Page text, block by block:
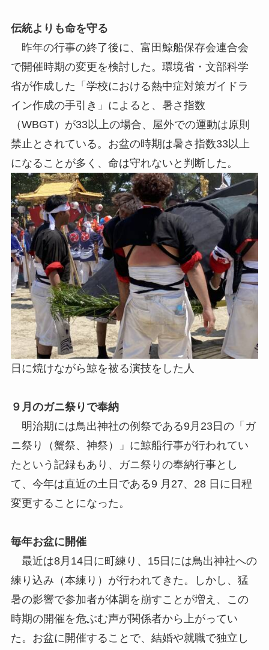
伝統よりも命を守る
昨年の行事の終了後に、富田鯨船保存会連合会
で開催時期の変更を検討した。環境省・文部科学
省が作成した「学校における熱中症対策ガイドラ
イン作成の手引き」によると、暑さ指数
（WBGT）が33以上の場合、屋外での運動は原則
禁止とされている。お盆の時期は暑さ指数33以上
になることが多く、命は守れないと判断した。
日に焼けながら鯨を被る演技をした人
９月のガニ祭りで奉納
明治期には鳥出神社の例祭である9月23日の「ガ
ニ祭り（蟹祭、神祭）」に鯨船行事が行われてい
たという記録もあり、ガニ祭りの奉納行事とし
て、今年は直近の土日である9 月27、28 日に日程
変更することになった。
毎年お盆に開催
最近は8月14日に町練り、15日には鳥出神社への
練り込み（本練り）が行われてきた。しかし、猛
暑の影響で参加者が体調を崩すことが増え、この
時期の開催を危ぶむ声が関係者から上がってい
た。お盆に開催することで、結婚や就職で独立し